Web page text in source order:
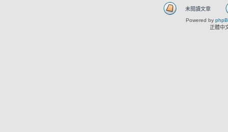
未閱讀文章
Powered by
正體中